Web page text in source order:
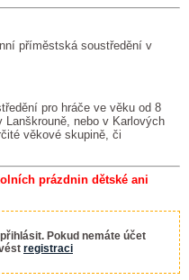
příměstská soustředění v
pro hráče ve věku od 8
Lanškrouně, nebo v Karlových
věkové skupině, či
prázdnin dětské ani
Pokud nemáte účet
registraci